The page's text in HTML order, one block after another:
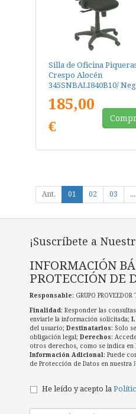
Silla de Oficina
Crespo Alocén
345SNBALI840B10/
185,00
€
Ant. 01 02 03 ...
¡Suscríbete a
INFORMACIÓN
PROTECCIÓN DE
Responsable: GRUPO
Finalidad: Responder las
enviarle la información solicitada;
del usuario; Destinatarios: Solo
obligación legal; Derechos:
otros derechos, como se indica en
Información Adicional: Puede
de Protección de Datos en nuestra
He leído y acepto la